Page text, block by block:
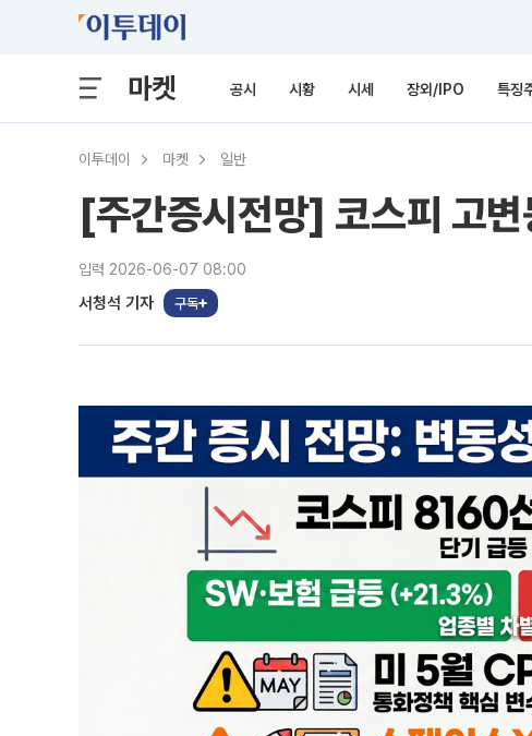
마켓 공시 시황 시세 장외/IPO 특징
이투데이 마켓 일반
[주간증시전망] 코스피 고
입력 2026-06-07 08:00
서청석 기자 구독